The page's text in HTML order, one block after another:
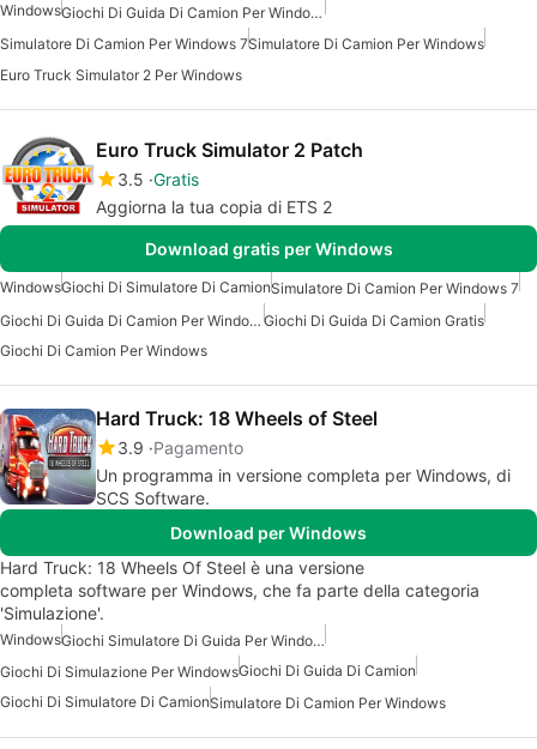
Windows
Giochi Di Guida Di Camion Per Windows
Simulatore Di Camion Per Windows 7Simulatore Di Camion Per Windows
Euro Truck Simulator 2 Per Windows
Euro Truck Simulator 2 Patch
3.5 Gratis
Aggiorna la tua copia di ETS 2
Download gratis per Windows
WindowsGiochi Di Simulatore Di CamionSimulatore Di Camion Per Windows 7
Giochi Di Guida Di Camion Per Windows Giochi Di Guida Di Camion Gratis
Giochi Di Camion Per Windows
Hard Truck: 18 Wheels of Steel
3.9 Pagamento
Un programma in versione completa per Windows, di
SCS Software.
Download per Windows
Hard Truck: 18 Wheels Of Steel è una versione
completa software per Windows, che fa parte della categoria
'Simulazione'.
Windows
Giochi Simulatore Di Guida Per Windows
Giochi Di Simulazione Per WindowsGiochi Di Guida Di Camion
Giochi Di Simulatore Di CamionSimulatore Di Camion Per Windows